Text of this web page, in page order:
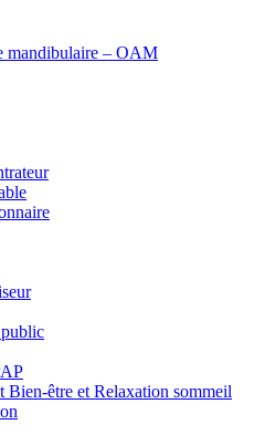
mandibulaire – OAM
Bien-être et Relaxation sommeil